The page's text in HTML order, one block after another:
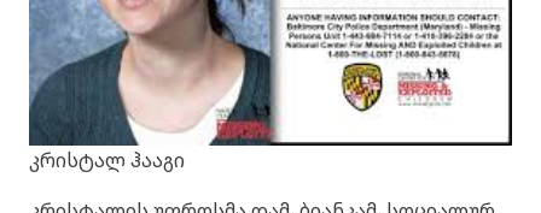
კრისტალ ჰააგი